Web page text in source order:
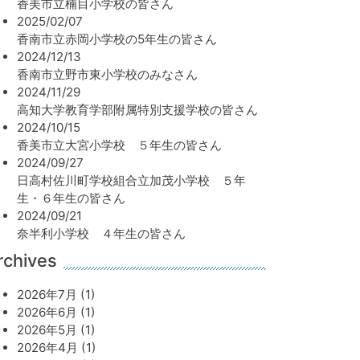
香美市立楠目小学校の皆さん
2025/02/07
香南市立赤岡小学校の5年生の皆さん
2024/12/13
香南市立野市東小学校のみなさん
2024/11/29
高知大学教育学部附属特別支援学校の皆さん
2024/10/15
香美市立大宮小学校 ５年生の皆さん
2024/09/27
日高村佐川町学校組合立加茂小学校 ５年
生・６年生の皆さん
2024/09/21
奈半利小学校 ４年生の皆さん
2026年7月 (1)
2026年6月 (1)
2026年5月 (1)
2026年4月 (1)